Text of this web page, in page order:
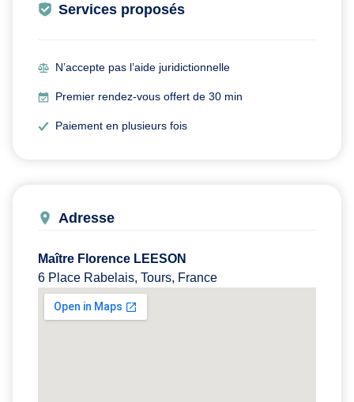
Services proposés
N’accepte pas l’aide juridictionnelle
Premier rendez-vous offert de 30 min
Paiement en plusieurs fois
Adresse
Maître Florence LEESON
6 Place Rabelais, Tours, France